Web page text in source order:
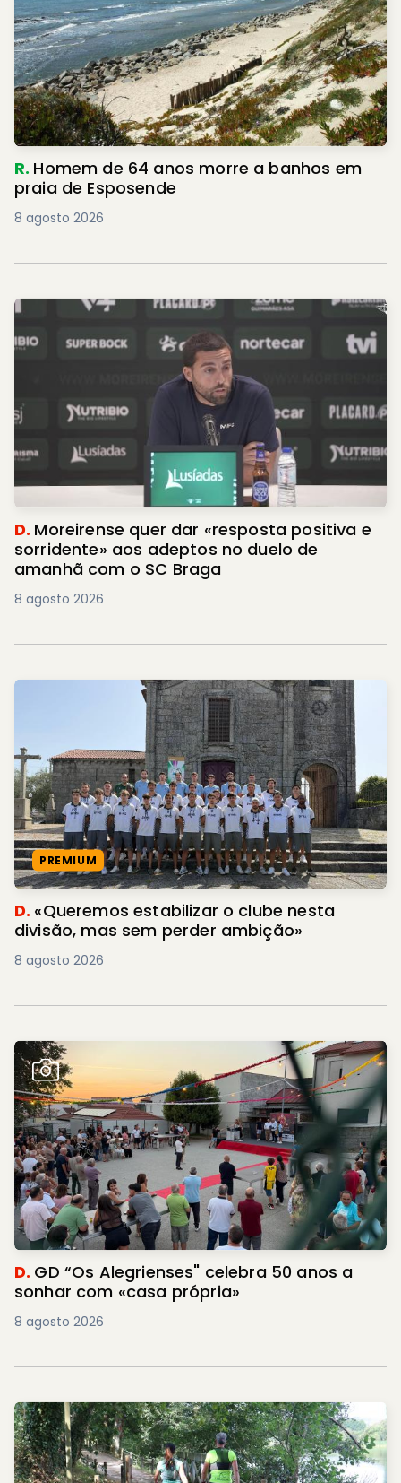
R. Homem de 64 anos morre a banhos em
praia de Esposende
8 agosto 2026
D. Moreirense quer dar «resposta positiva e
sorridente» aos adeptos no duelo de
amanhã com o SC Braga
8 agosto 2026
PREMIUM
D. «Queremos estabilizar o clube nesta
divisão, mas sem perder ambição»
8 agosto 2026
D. GD “Os Alegrienses" celebra 50 anos a
sonhar com «casa própria»
8 agosto 2026